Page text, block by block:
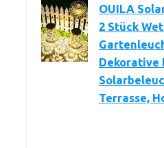
OUILA
2 Stück
Dekorative
Terrasse,